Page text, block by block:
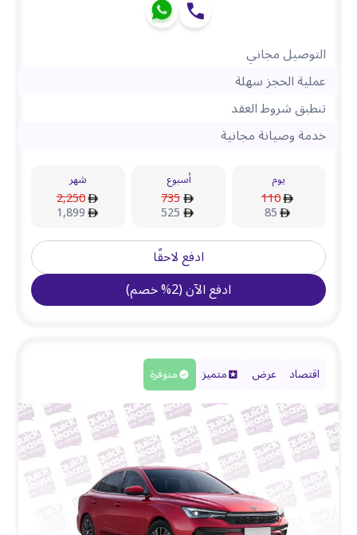
التوصيل مجاني
عملية الحجز سهلة
تنطبق شروط العقد
خدمة وصيانة مجانية
يوم
110
85
أسبوع
735
525
شهر
2,250
1,899
ادفع لاحقًا
ادفع الآن(
2
%خصم)
اقتصاد عرض متميز متوفرة